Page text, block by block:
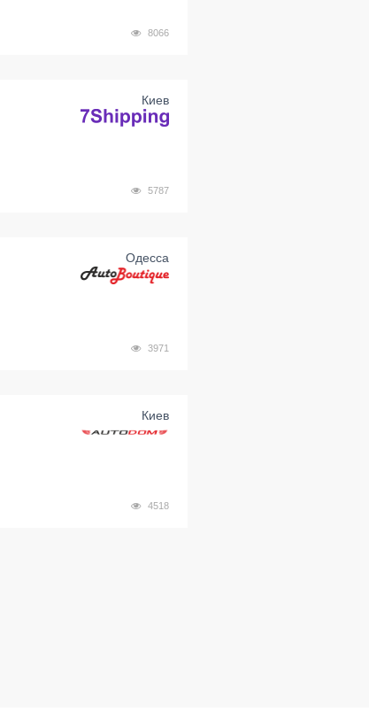
8066
Киев
5787
Одесса
3971
Киев
4518